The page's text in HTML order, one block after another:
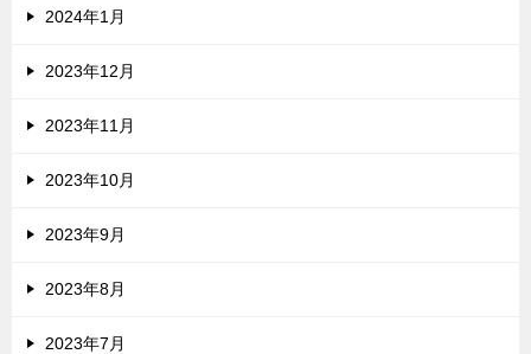
2024年1月
2023年12月
2023年11月
2023年10月
2023年9月
2023年8月
2023年7月